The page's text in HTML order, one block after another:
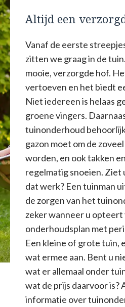
Altijd een
Vanaf de eerste
zitten we graag in de
mooie, verzorgde hof.
vertoeven en het biedt
Niet iedereen is helaas
groene vingers.
tuinonderhoud
gazon moet om de
worden, en ook takken
regelmatig snoeien. Ziet
dat werk? Een tuinman
de zorgen van het
zeker wanneer u opteert
onderhoudsplan met
Een kleine of grote tuin,
wat ermee aan. Bent u
wat er allemaal onder
wat de prijs daarvoor is?
informatie over